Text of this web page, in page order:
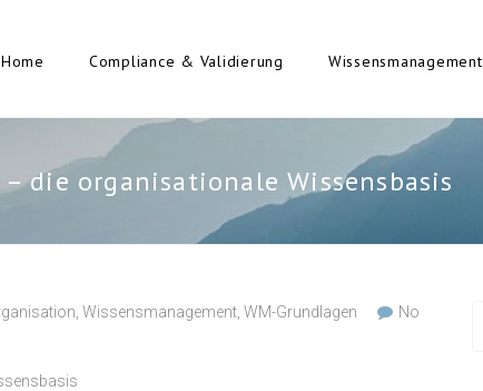
Home Compliance & Validierung Wissensmanagement
die organisationale Wissensbasis
Wissensmanagement WM-Grundlagen
No